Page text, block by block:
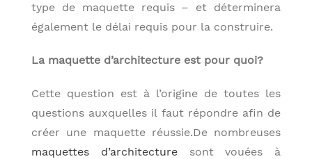
type de maquette requis – et déterminera
également le délai requis pour la construire.
La maquette d’architecture est pour quoi?
Cette question est à l’origine de toutes les
questions auxquelles il faut répondre afin de
créer une maquette réussie.De nombreuses
maquettes d’architecturesont vouées à